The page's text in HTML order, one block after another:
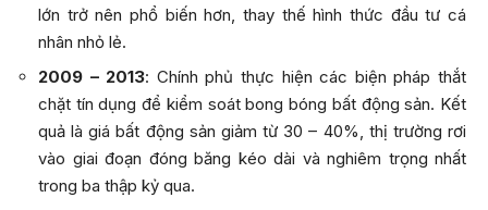
lớn trở nên phổ biến hơn, thay thế hình thức đầu tư cá
nhân nhỏ lẻ.
2009 – 2013: Chính phủ thực hiện các biện pháp thắt
chặt tín dụng để kiểm soát bong bóng bất động sản. Kết
quả là giá bất động sản giảm từ 30 – 40%, thị trường rơi
vào giai đoạn đóng băng kéo dài và nghiêm trọng nhất
trong ba thập kỷ qua.